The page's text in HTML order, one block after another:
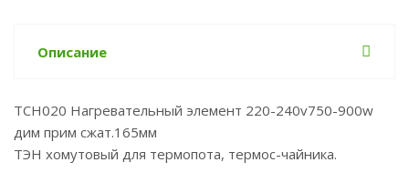
Описание
TCH020 Нагревательный элемент 220-240v750-900w
дим прим сжат.165мм
ТЭН хомутовый для термопота, термос-чайника.